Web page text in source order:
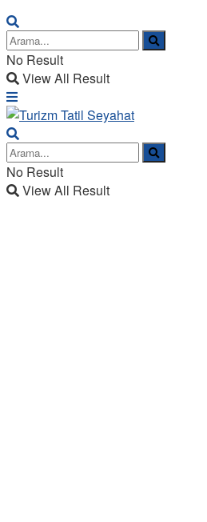
No Result
View All Result
No Result
View All Result